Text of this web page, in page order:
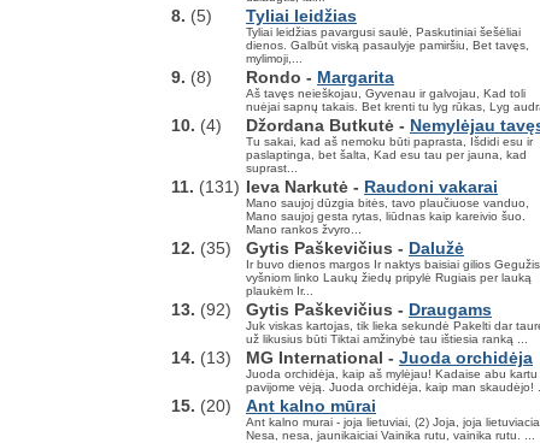
8. (5) Tyliai leidžias
Tyliai leidžias pavargusi saulė, Paskutiniai šešėliai
dienos. Galbūt viską pasaulyje pamiršiu, Bet tavęs,
mylimoji,...
9. (8) Rondo - Margarita
Aš tavęs neieškojau, Gyvenau ir galvojau, Kad toli
nuėjai sapnų takais. Bet krenti tu lyg rūkas, Lyg
10. (4) Džordana Butkutė - Nemylėjau
Tu sakai, kad aš nemoku būti paprasta, Išdidi esu ir
paslaptinga, bet šalta, Kad esu tau per jauna, kad
suprast...
11. (131) Ieva Narkutė - Raudoni vakarai
Mano saujoj dūzgia bitės, tavo plaučiuose vanduo,
Mano saujoj gesta rytas, liūdnas kaip kareivio šuo.
Mano rankos žvyro...
12. (35) Gytis Paškevičius - Dalužė
Ir buvo dienos margos Ir naktys baisiai gilios Gegužis
vyšniom linko Laukų žiedų pripylė Rugiais per lauką
plaukėm Ir...
13. (92) Gytis Paškevičius - Draugams
Juk viskas kartojas, tik lieka sekundė Pakelti dar
už likusius būti Tiktai amžinybė tau ištiesia ranką ...
14. (13) MG International - Juoda orchidėja
Juoda orchidėja, kaip aš mylėjau! Kadaise abu kartu
pavijome vėją. Juoda orchidėja, kaip man skaudėjo!
15. (20) Ant kalno mūrai
Ant kalno murai - joja lietuviai, (2) Joja, joja
Nesa, nesa, jaunikaiciai Vainika rutu, vainika rutu. ...